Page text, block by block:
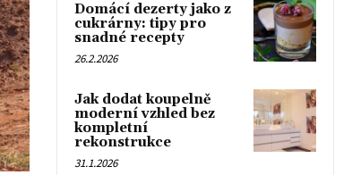
Domácí dezerty jako z
cukrárny: tipy pro
snadné recepty
26.2.2026
Jak dodat koupelně
moderní vzhled bez
kompletní
rekonstrukce
31.1.2026